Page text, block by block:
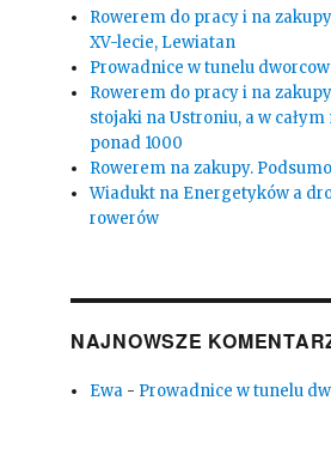
Rowerem do pracy i na
XV-lecie, Lewiatan
Prowadnice w tunelu
Rowerem do pracy i na
stojaki na Ustroniu, a w całym
ponad 1000
Rowerem na zakupy.
Wiadukt na Energetyków a
rowerów
NAJNOWSZE
Ewa - Prowadnice w tunelu